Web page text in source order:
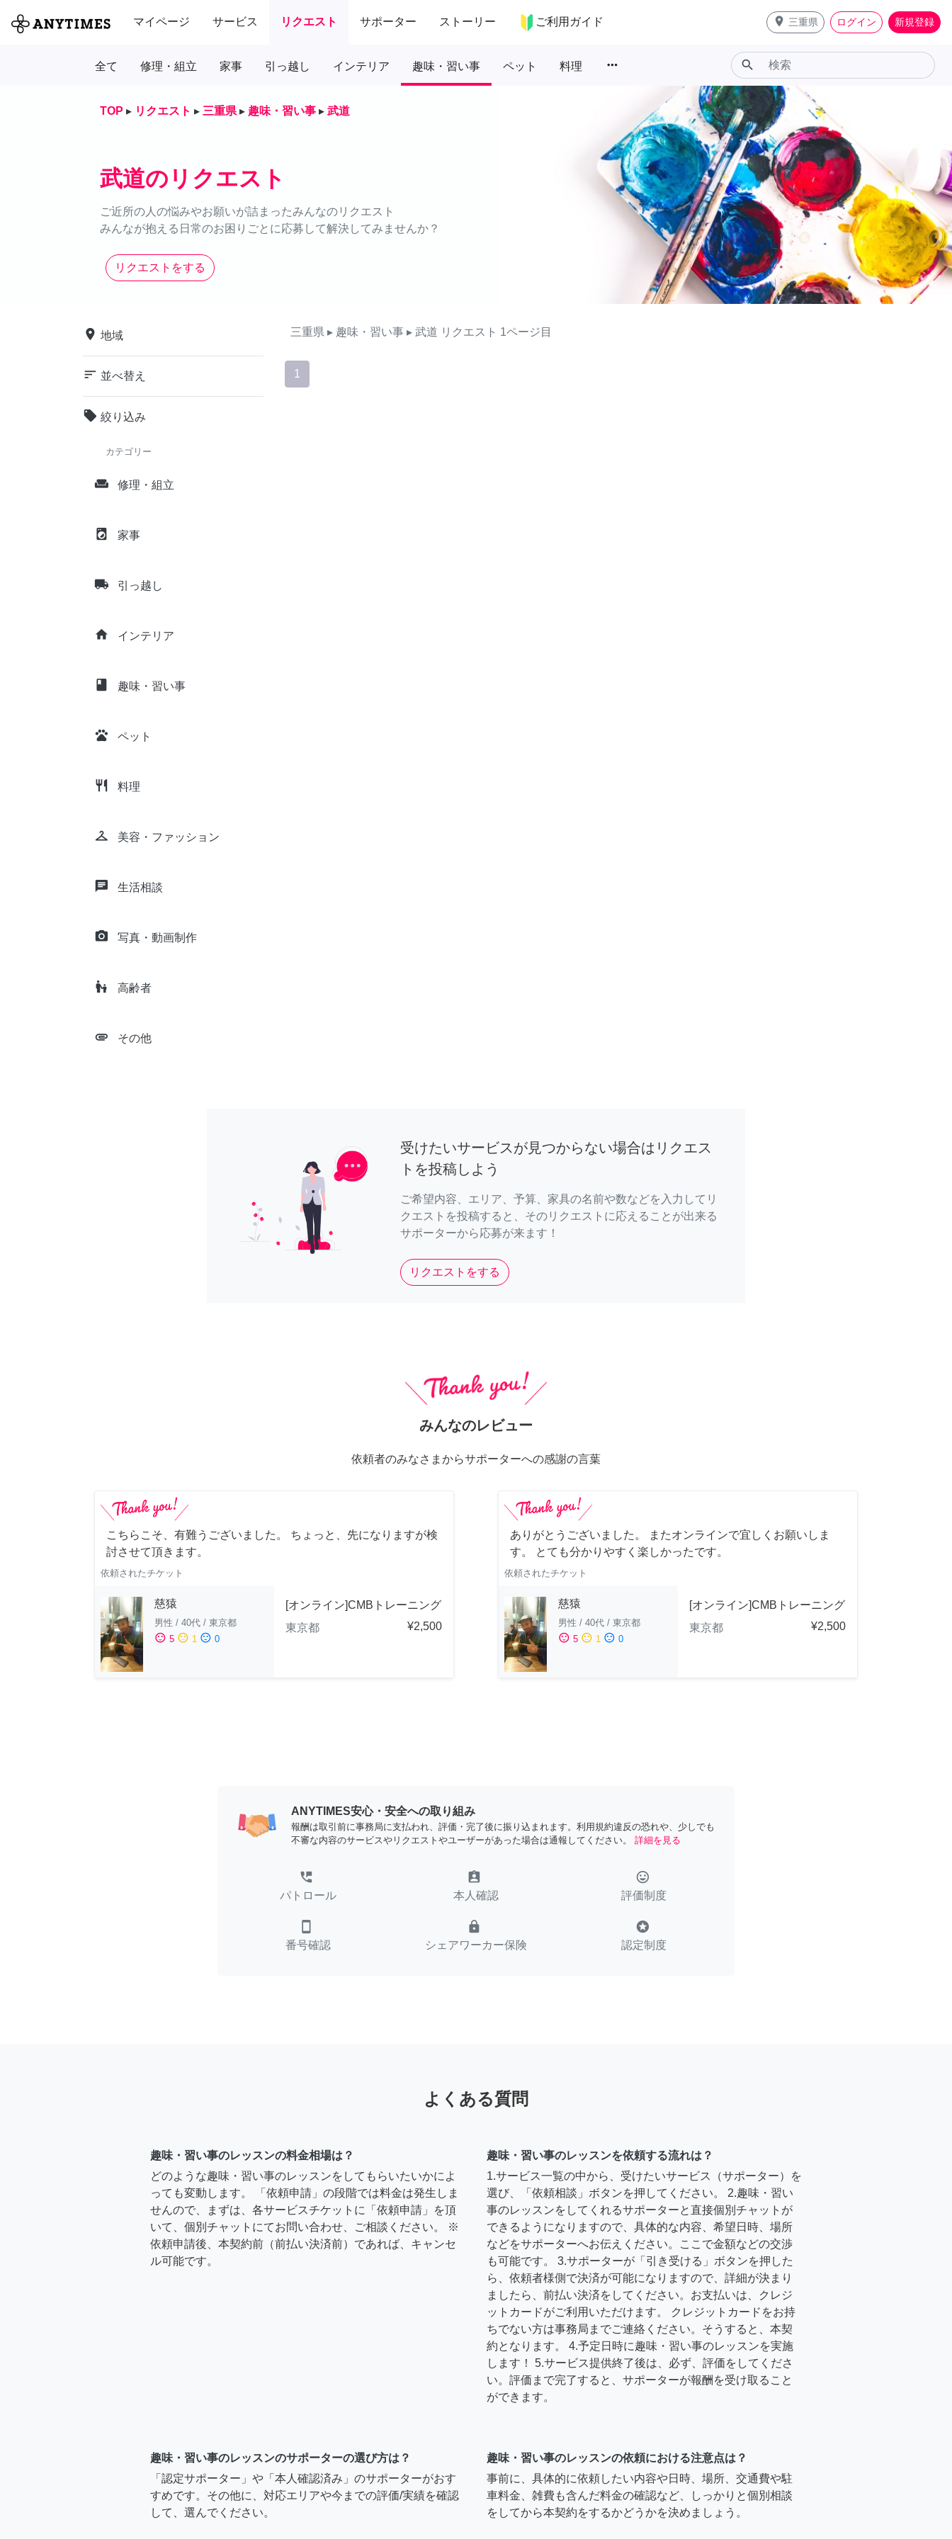
マイページ サービス リクエスト サポーター ストーリー ご利用ガイド place 三重県 ログイン 新規登録
全て 修理・組立 家事 引っ越し インテリア 趣味・習い事 ペット 料理 more_horiz search
TOP ▸ リクエスト ▸ 三重県 ▸ 趣味・習い事 ▸ 武道
武道のリクエスト
ご近所の人の悩みやお願いが詰まったみんなのリクエスト
みんなが抱える日常のお困りごとに応募して解決してみませんか？
リクエストをする
place 地域
sort 並べ替え
local_offer 絞り込み
カテゴリー
weekend 修理・組立
local_laundry_service 家事
local_shipping 引っ越し
home インテリア
class 趣味・習い事
pets ペット
restaurant 料理
checkroom 美容・ファッション
chat 生活相談
camera_alt 写真・動画制作
escalator_warning 高齢者
attachment その他
三重県 ▸ 趣味・習い事 ▸ 武道 リクエスト 1ページ目
1
受けたいサービスが見つからない場合はリクエス
トを投稿しよう
ご希望内容、エリア、予算、家具の名前や数などを入力してリ
クエストを投稿すると、そのリクエストに応えることが出来る
サポーターから応募が来ます！
リクエストをする
みんなのレビュー
依頼者のみなさまからサポーターへの感謝の言葉
こちらこそ、有難うございました。 ちょっと、先になりますが検
討させて頂きます。
依頼されたチケット
慈猿
男性 / 40代 / 東京都
sentiment_satisfied 5 sentiment_neutral 1 sentiment_dissatisfied 0
[オンライン]CMBトレーニング
東京都
¥2,500
ありがとうございました。 またオンラインで宜しくお願いしま
す。 とても分かりやすく楽しかったです。
依頼されたチケット
慈猿
男性 / 40代 / 東京都
sentiment_satisfied 5 sentiment_neutral 1 sentiment_dissatisfied 0
[オンライン]CMBトレーニング
東京都
¥2,500
ANYTIMES安心・安全への取り組み
報酬は取引前に事務局に支払われ、評価・完了後に振り込まれます。利用規約違反の恐れや、少しでも
不審な内容のサービスやリクエストやユーザーがあった場合は通報してください。
詳細を見る
perm_phone_msg
パトロール
assignment_ind
本人確認
tag_faces
評価制度
smartphone
番号確認
lock
シェアワーカー保険
stars
認定制度
よくある質問
趣味・習い事のレッスンの料金相場は？
どのような趣味・習い事のレッスンをしてもらいたいかによ
っても変動します。 「依頼申請」の段階では料金は発生しま
せんので、まずは、各サービスチケットに「依頼申請」を頂
いて、個別チャットにてお問い合わせ、ご相談ください。 ※
依頼申請後、本契約前（前払い決済前）であれば、キャンセ
ル可能です。
趣味・習い事のレッスンを依頼する流れは？
1.サービス一覧の中から、受けたいサービス（サポーター）を
選び、「依頼相談」ボタンを押してください。 2.趣味・習い
事のレッスンをしてくれるサポーターと直接個別チャットが
できるようになりますので、具体的な内容、希望日時、場所
などをサポーターへお伝えください。ここで金額などの交渉
も可能です。 3.サポーターが「引き受ける」ボタンを押した
ら、依頼者様側で決済が可能になりますので、詳細が決まり
ましたら、前払い決済をしてください。お支払いは、クレジ
ットカードがご利用いただけます。 クレジットカードをお持
ちでない方は事務局までご連絡ください。そうすると、本契
約となります。 4.予定日時に趣味・習い事のレッスンを実施
します！ 5.サービス提供終了後は、必ず、評価をしてくださ
い。評価まで完了すると、サポーターが報酬を受け取ること
ができます。
趣味・習い事のレッスンのサポーターの選び方は？
「認定サポーター」や「本人確認済み」のサポーターがおす
すめです。その他に、対応エリアや今までの評価/実績を確認
して、選んでください。
趣味・習い事のレッスンの依頼における注意点は？
事前に、具体的に依頼したい内容や日時、場所、交通費や駐
車料金、雑費も含んだ料金の確認など、しっかりと個別相談
をしてから本契約をするかどうかを決めましょう。